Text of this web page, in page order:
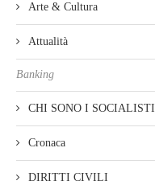
Arte & Cultura
Attualità
Banking
CHI SONO I SOCIALISTI
Cronaca
DIRITTI CIVILI